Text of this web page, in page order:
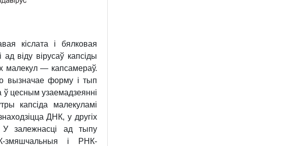
кіслата і бялковая
ад віду вірусаў капсіды
малекул — капсамераў.
вызначае форму і тып
ў цесным узаемадзеянні
капсіда малекуламі
ДНК, у другіх
У залежнасці ад тыпу
змяшчальныя і РНК-